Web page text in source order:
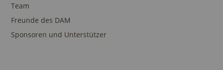
Team
Freunde des DAM
Sponsoren und Unterstützer